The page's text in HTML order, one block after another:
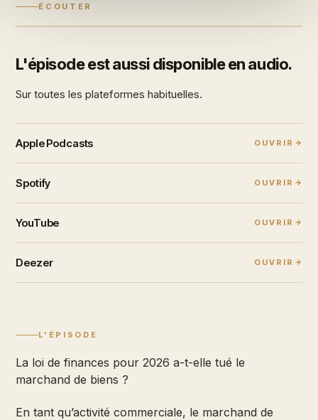
ÉCOUTER
L'épisode est aussi disponible en audio.
Sur toutes les plateformes habituelles.
Apple Podcasts OUVRIR
Spotify OUVRIR
YouTube OUVRIR
Deezer OUVRIR
L'ÉPISODE
La loi de finances pour 2026 a-t-elle tué le
marchand de biens ?
En tant qu’activité commerciale, le marchand de